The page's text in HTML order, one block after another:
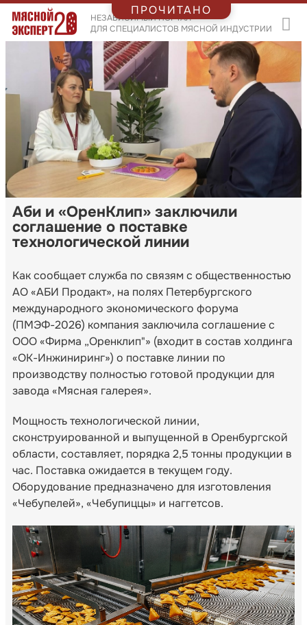
НЕЗАВИСИМЫЙ ПОРТАЛ
ДЛЯ СПЕЦИАЛИСТОВ МЯСНОЙ ИНДУСТРИИ
Аби и «ОренКлип» заключили
соглашение о поставке
технологической линии
Как сообщает служба по связям с общественностью
АО «АБИ Продакт», на полях Петербургского
международного экономического форума
(ПМЭФ-2026) компания заключила соглашение с
ООО «Фирма „Оренклип"» (входит в состав холдинга
«ОК-Инжиниринг») о поставке линии по
производству полностью готовой продукции для
завода «Мясная галерея».
Мощность технологической линии,
сконструированной и выпущенной в Оренбургской
области, составляет, порядка 2,5 тонны продукции в
час. Поставка ожидается в текущем году.
Оборудование предназначено для изготовления
«Чебупелей», «Чебупиццы» и наггетсов.
ПРОЧИТАНО